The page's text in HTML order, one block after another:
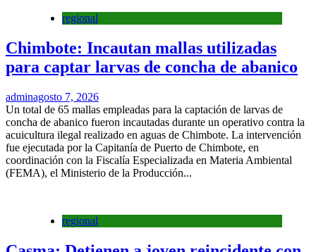
regional
Chimbote: Incautan mallas utilizadas
para captar larvas de concha de abanico
adminagosto 7, 2026
Un total de 65 mallas empleadas para la captación de larvas de
concha de abanico fueron incautadas durante un operativo contra la
acuicultura ilegal realizado en aguas de Chimbote. La intervención
fue ejecutada por la Capitanía de Puerto de Chimbote, en
coordinación con la Fiscalía Especializada en Materia Ambiental
(FEMA), el Ministerio de la Producción...
regional